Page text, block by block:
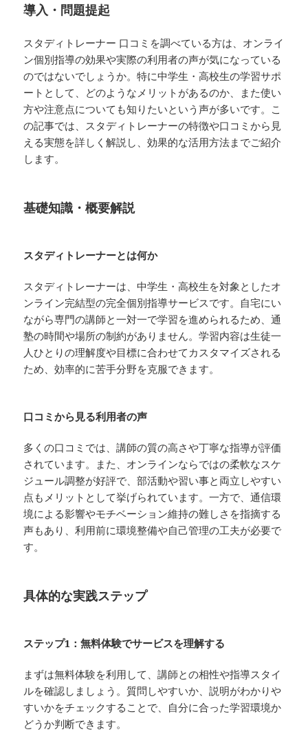
導入・問題提起
スタディトレーナー 口コミを調べている方は、オンライ
ン個別指導の効果や実際の利用者の声が気になっている
のではないでしょうか。特に中学生・高校生の学習サポ
ートとして、どのようなメリットがあるのか、また使い
方や注意点についても知りたいという声が多いです。こ
の記事では、スタディトレーナーの特徴や口コミから見
える実態を詳しく解説し、効果的な活用方法までご紹介
します。
基礎知識・概要解説
スタディトレーナーとは何か
スタディトレーナーは、中学生・高校生を対象としたオ
ンライン完結型の完全個別指導サービスです。自宅にい
ながら専門の講師と一対一で学習を進められるため、通
塾の時間や場所の制約がありません。学習内容は生徒一
人ひとりの理解度や目標に合わせてカスタマイズされる
ため、効率的に苦手分野を克服できます。
口コミから見る利用者の声
多くの口コミでは、講師の質の高さや丁寧な指導が評価
されています。また、オンラインならではの柔軟なスケ
ジュール調整が好評で、部活動や習い事と両立しやすい
点もメリットとして挙げられています。一方で、通信環
境による影響やモチベーション維持の難しさを指摘する
声もあり、利用前に環境整備や自己管理の工夫が必要で
す。
具体的な実践ステップ
ステップ1：無料体験でサービスを理解する
まずは無料体験を利用して、講師との相性や指導スタイ
ルを確認しましょう。質問しやすいか、説明がわかりや
すいかをチェックすることで、自分に合った学習環境か
どうか判断できます。